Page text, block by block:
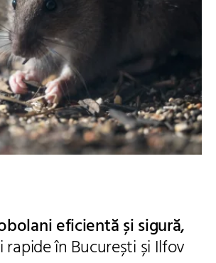
eficientă și sigură,
în București și Ilfov